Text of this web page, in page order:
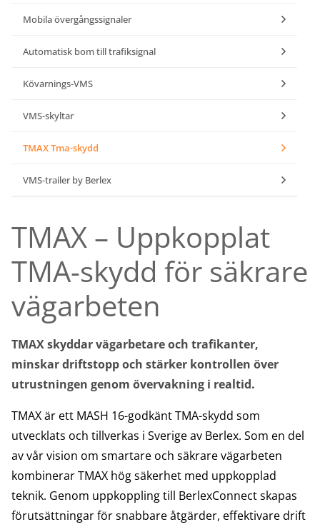
Markering
och övriga
Stolpar
Övergångsställe
blink
till
Specialskyltar
A
Specialskyltar
T
Specialskyltar
övriga
Miniguard
Mobila övergångssignaler
Automatisk bom till trafiksignal
Kövarnings-VMS
VMS-skyltar
TMAX Tma-skydd
VMS-trailer by Berlex
TMAX – Uppkopplat
TMA-skydd för säkrare
vägarbeten
TMAX skyddar vägarbetare och trafikanter,
minskar driftstopp och stärker kontrollen över
utrustningen genom övervakning i realtid.
TMAX är ett MASH 16-godkänt TMA-skydd som
utvecklats och tillverkas i Sverige av Berlex. Som en del
av vår vision om smartare och säkrare vägarbeten
kombinerar TMAX hög säkerhet med uppkopplad
teknik. Genom uppkoppling till BerlexConnect skapas
förutsättningar för snabbare åtgärder, effektivare drift